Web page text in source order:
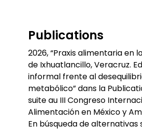
Publications
2026, “Praxis alimentaria en
de Ixhuatlancillo, Veracruz.
informal frente al
metabólico” dans la
suite au III Congreso
Alimentación en México y
En búsqueda de alternativas